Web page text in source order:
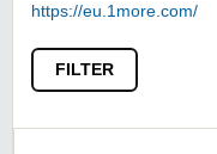
https://eu.1more.com/
FILTER